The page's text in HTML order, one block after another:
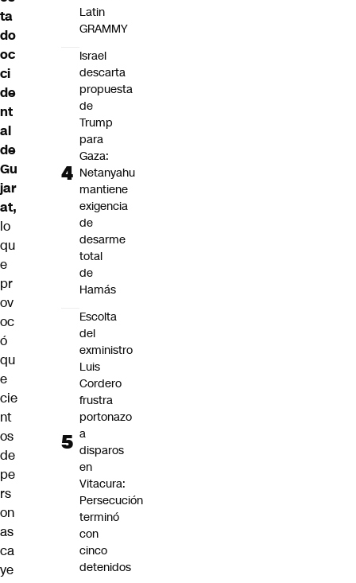
ta
do
oc
ci
de
nt
al
de
Gu
jar
at,
lo
qu
e
pr
ov
oc
ó
qu
e
cie
nt
os
de
pe
rs
on
as
ca
ye
Latin
GRAMMY
Israel
descarta
propuesta
de
Trump
para
Gaza:
Netanyahu
mantiene
exigencia
de
desarme
total
de
Hamás
Escolta
del
exministro
Luis
Cordero
frustra
portonazo
a
disparos
en
Vitacura:
Persecución
terminó
con
cinco
detenidos